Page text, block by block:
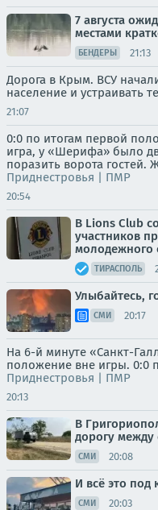
7 августа
местами
БЕНДЕРЫ 21:13
Дорога в Крым. ВСУ
население и устраивать
21:07
0:0 по итогам первой
игра, у «Шерифа» было
поразить ворота гостей.
Приднестровья | ПМР
20:54
В Lions Club
участников
молодежного
ТИРАСПОЛЬ
Улыбайтесь,
СМИ 20:17
На 6-й минуте «Санкт-
положение вне игры. 0:0
Приднестровья | ПМР
20:13
В
дорогу между
СМИ 20:08
И всё это под
СМИ 20:03